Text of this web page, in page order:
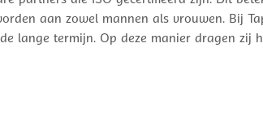
aan zowel mannen als vrouwen. Bij
lange termijn. Op deze manier dragen zij